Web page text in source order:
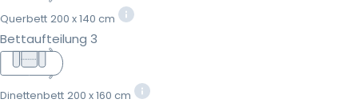
Querbett 200 x 140 cm
Bettaufteilung 3
Dinettenbett 200 x 160 cm